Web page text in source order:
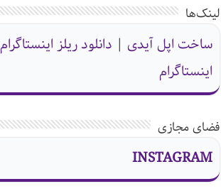
لینک‌ها
ساخت اپل آیدی | دانلود ریلز اینستاگرام
اینستاگرام
فضای مجازی
INSTAGRAM